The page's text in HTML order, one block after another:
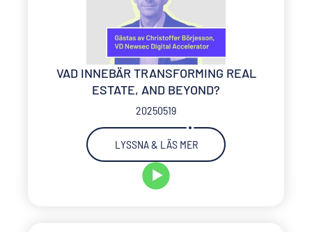
VAD INNEBÄR TRANSFORMING REAL
ESTATE, AND BEYOND?
20250519
LYSSNA & LÄS MER